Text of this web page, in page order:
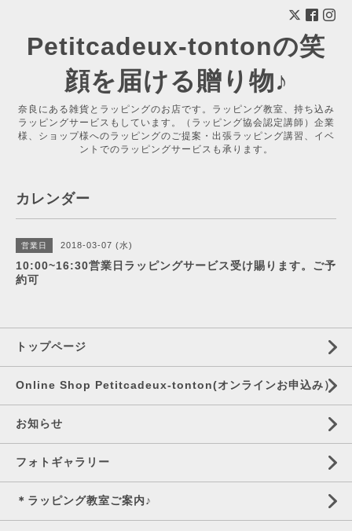
Petitcadeux-tontonの笑
顔を届ける贈り物♪
奈良にある雑貨とラッピングのお店です。ラッピング教室、持ち込み
ラッピングサービスもしています。（ラッピング協会認定講師）企業
様、ショップ様へのラッピングのご提案・出張ラッピング講習、イベ
ントでのラッピングサービスも承ります。
カレンダー
営業日 2018-03-07 (水)
10:00~16:30営業日ラッピングサービス受け賜ります。ご予
約可
トップページ
Online Shop Petitcadeux-tonton(オンラインお申込み）
お知らせ
フォトギャラリー
＊ラッピング教室ご案内♪